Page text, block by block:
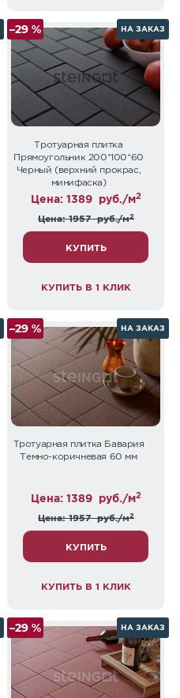
–29 % НА ЗАКАЗ
Тротуарная плитка
Прямоугольник 200*100*60
Черный (верхний прокрас,
минифаска)
Цена: 1389 руб./м2
Цена: 1957руб./м2
КУПИТЬ
КУПИТЬ В 1 КЛИК
–29 % НА ЗАКАЗ
Тротуарная плитка Бавария
Темно-коричневая 60 мм
Цена: 1389 руб./м2
Цена: 1957руб./м2
КУПИТЬ
КУПИТЬ В 1 КЛИК
–29 % НА ЗАКАЗ